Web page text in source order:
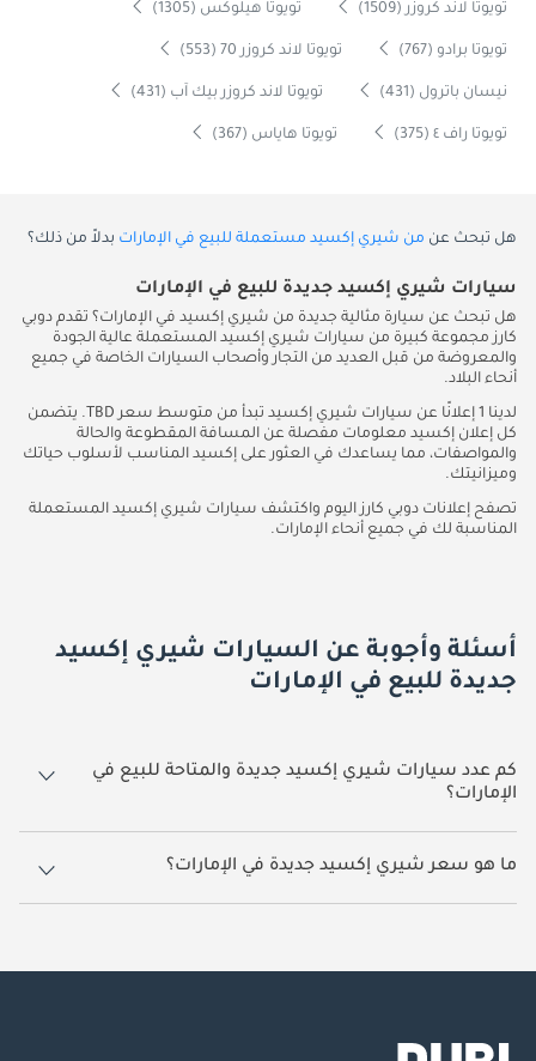
تويوتا لاند كروزر (1509) تويوتا هيلوكس (1305)
تويوتا برادو (767) تويوتا لاند كروزر 70 (553)
نيسان باترول (431) تويوتا لاند كروزر بيك آب (431)
تويوتا راف ٤ (375) تويوتا هاياس (367)
هل تبحث عن من شيري إكسيد مستعملة للبيع في الإمارات بدلاً من ذلك؟
سيارات شيري إكسيد جديدة للبيع في الإمارات
هل تبحث عن سيارة مثالية جديدة من شيري إكسيد في الإمارات؟ تقدم دوبي
كارز مجموعة كبيرة من سيارات شيري إكسيد المستعملة عالية الجودة
والمعروضة من قبل العديد من التجار وأصحاب السيارات الخاصة في جميع
أنحاء البلاد.
لدينا 1 إعلانًا عن سيارات شيري إكسيد تبدأ من متوسط سعر TBD. يتضمن
كل إعلان إكسيد معلومات مفصلة عن المسافة المقطوعة والحالة
والمواصفات، مما يساعدك في العثور على إكسيد المناسب لأسلوب حياتك
وميزانيتك.
تصفح إعلانات دوبي كارز اليوم واكتشف سيارات شيري إكسيد المستعملة
المناسبة لك في جميع أنحاء الإمارات.
أسئلة وأجوبة عن السيارات شيري إكسيد
جديدة للبيع في الإمارات
كم عدد سيارات شيري إكسيد جديدة والمتاحة للبيع في
الإمارات؟
1 سيارة شيري إكسيد جديدة متوفرة للبيع في الإمارات.
ما هو سعر شيري إكسيد جديدة في الإمارات؟
يبدأ سعر سيارة شيري إكسيد جديدة في الإمارات TBD.